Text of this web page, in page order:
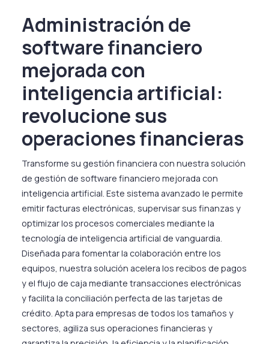
Administración de
software financiero
mejorada con
inteligencia artificial:
revolucione sus
operaciones financieras
Transforme su gestión financiera con nuestra solución
de gestión de software financiero mejorada con
inteligencia artificial. Este sistema avanzado le permite
emitir facturas electrónicas, supervisar sus finanzas y
optimizar los procesos comerciales mediante la
tecnología de inteligencia artificial de vanguardia.
Diseñada para fomentar la colaboración entre los
equipos, nuestra solución acelera los recibos de pagos
y el flujo de caja mediante transacciones electrónicas
y facilita la conciliación perfecta de las tarjetas de
crédito. Apta para empresas de todos los tamaños y
sectores, agiliza sus operaciones financieras y